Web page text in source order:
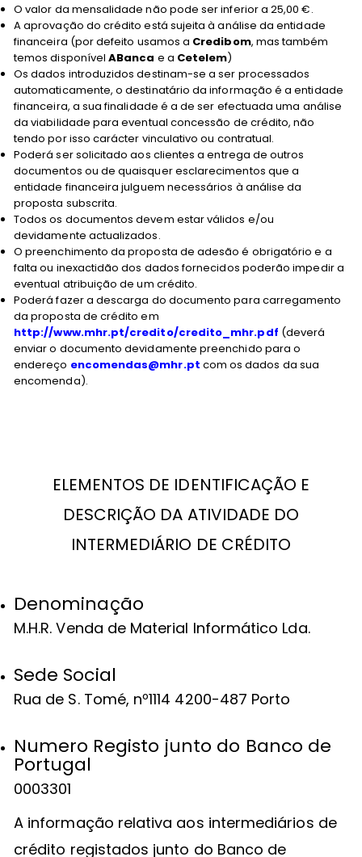
O valor da mensalidade não pode ser inferior a 25,00 €.
A aprovação do crédito está sujeita à análise da entidade
financeira (por defeito usamos a Credibom, mas também
temos disponívelABanca e a Cetelem)
Os dados introduzidos destinam-se a ser processados
automaticamente, o destinatário da informação é a entidade
financeira, a sua finalidade é a de ser efectuada uma análise
da viabilidade para eventual concessão de crédito, não
tendo por isso carácter vinculativo ou contratual.
Poderá ser solicitado aos clientes a entrega de outros
documentos ou de quaisquer esclarecimentos que a
entidade financeira julguem necessários à análise da
proposta subscrita.
Todos os documentos devem estar válidos e/ou
devidamente actualizados.
O preenchimento da proposta de adesão é obrigatório e a
falta ou inexactidão dos dados fornecidos poderão impedir a
eventual atribuição de um crédito.
Poderá fazer a descarga do documento para carregamento
da proposta de crédito em
http://www.mhr.pt/credito/credito_mhr.pdf (deverá
enviar o documento devidamente preenchido para o
endereço encomendas@mhr.pt com os dados da sua
encomenda).
ELEMENTOS DE IDENTIFICAÇÃO E
DESCRIÇÃO DA ATIVIDADE DO
INTERMEDIÁRIO DE CRÉDITO
Denominação
M.H.R. Venda de Material Informático Lda.
Sede Social
Rua de S. Tomé, nº1114 4200-487 Porto
Numero Registo junto do Banco de
Portugal
0003301
A informação relativa aos intermediários de
crédito registados junto do Banco de